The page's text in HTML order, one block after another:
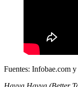
Fuentes: Infobae.com